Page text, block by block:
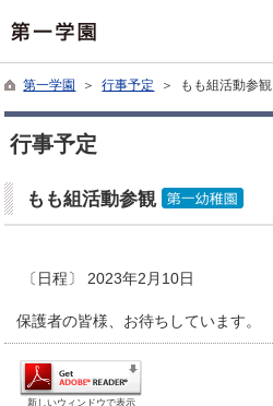
第一学園 ＞行事予定 ＞ もも組活動参観
行事予定
もも組活動参観
〔日程〕 2023年2月10日
保護者の皆様、お待ちしています。
新しいウィンドウで表示